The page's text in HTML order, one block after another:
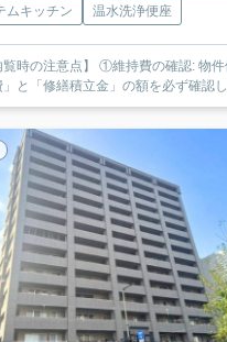
ムキッチン 温水洗浄便座
覧時の注意点】 ①維持費の確認: 物
」と「修繕積立金」の額を必ず確認